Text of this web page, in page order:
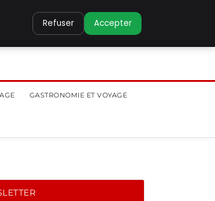
GASTRONOMIE ET VOYAGE
Refuser Accepter